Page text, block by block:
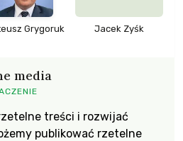
Grygoruk Jacek Zyśk
media
treści i rozwijać
publikować rzetelne